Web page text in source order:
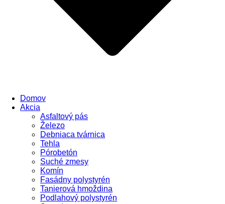
Domov
Akcia
Asfaltový pás
Železo
Debniaca tvárnica
Tehla
Pórobetón
Suché zmesy
Komín
Fasádny polystyrén
Tanierová hmoždina
Podlahový polystyrén